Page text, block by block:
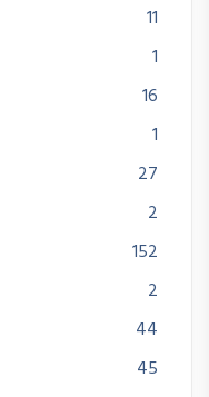
11
1
16
1
27
2
152
2
44
45